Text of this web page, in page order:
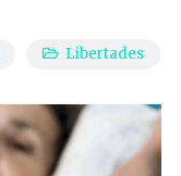
Libertades